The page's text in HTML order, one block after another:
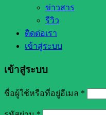
ข่าวสาร
รีวิว
ติดต่อเรา
เข้าสู่ระบบ
เข้าสู่ระบบ
ชื่อผู้ใช้หรือที่อยู่อีเมล *